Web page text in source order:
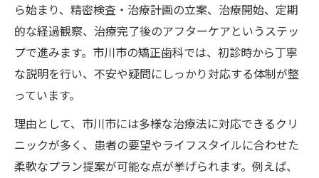
ら始まり、精密検査・治療計画の立案、治療開始、定期
的な経過観察、治療完了後のアフターケアというステッ
プで進みます。市川市の矯正歯科では、初診時から丁寧
な説明を行い、不安や疑問にしっかり対応する体制が整
っています。
理由として、市川市には多様な治療法に対応できるクリ
ニックが多く、患者の要望やライフスタイルに合わせた
柔軟なプラン提案が可能な点が挙げられます。例えば、